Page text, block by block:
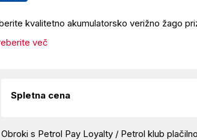
kvalitetno akumulatorsko verižno žago
več
Spletna cena
Obroki s Petrol Pay Loyalty / Petrol klub